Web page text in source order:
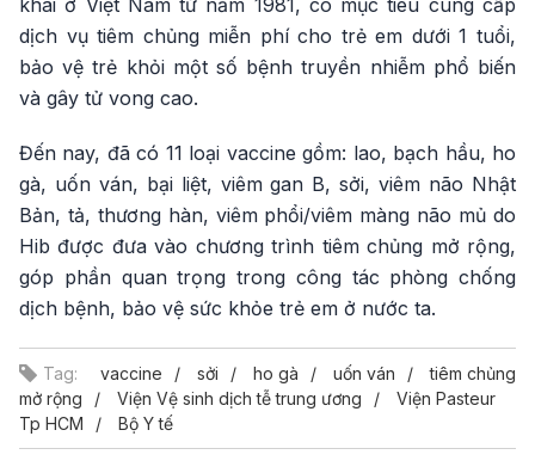
dịch vụ tiêm chủng miễn phí cho trẻ em dưới 1 tuổi,
bảo vệ trẻ khỏi một số bệnh truyền nhiễm phổ biến
và gây tử vong cao.
Đến nay, đã có 11 loại vaccine gồm: lao, bạch hầu, ho
gà, uốn ván, bại liệt, viêm gan B, sởi, viêm não Nhật
Bản, tả, thương hàn, viêm phổi/viêm màng não mủ do
Hib được đưa vào chương trình tiêm chủng mở rộng,
góp phần quan trọng trong công tác phòng chống
dịch bệnh, bảo vệ sức khỏe trẻ em ở nước ta.
Tag: vaccine sởi ho gà uốn ván
tiêm chủng
mở rộng
Viện Vệ sinh dịch tễ trung ương
Viện Pasteur
Tp HCM
Bộ Y tế